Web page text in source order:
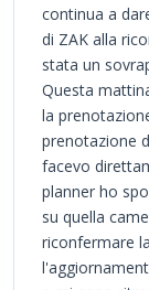
continua a
di ZAK alla
stata un
Questa
la
prenotazione
facevo
planner ho
su quella
riconfermare